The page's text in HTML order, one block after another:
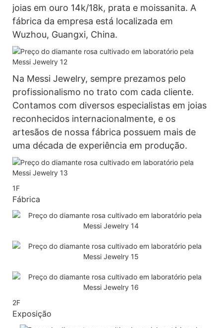
joias em ouro 14k/18k, prata e moissanita. A
fábrica da empresa está localizada em
Wuzhou, Guangxi, China.
Na Messi Jewelry, sempre prezamos pelo
profissionalismo no trato com cada cliente.
Contamos com diversos especialistas em joias
reconhecidos internacionalmente, e os
artesãos de nossa fábrica possuem mais de
uma década de experiência em produção.
1F
Fábrica
2F
Exposição